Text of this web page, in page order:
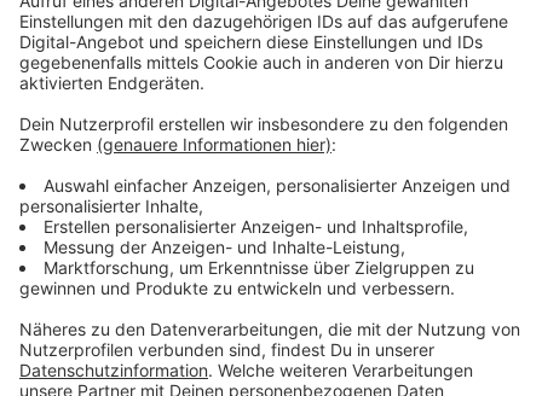
Anzeige
Anzeige
Vorstellen brauchen wir ihn euch nicht. Seit 2003
treibt Jürgen Bangert nun als "Elvis Eifel" seine Späße
am Telefon mit seinen Hörerinnen und Hörern im Radio.
Aber selbst seine 'Opfer' müssen am Ende mit lachen -
wenn auch nicht immer. Und weil ihr nicht genug von
ihm bekommen könnt, ist Elvis nun unter die Podcaster
gegangen. Somit steht euch Elvis rund um die Uhr zur
Verfügung. Hier bekommt Ihr außerdem den